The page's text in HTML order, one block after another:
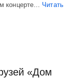
концерте… Читать
«Дом